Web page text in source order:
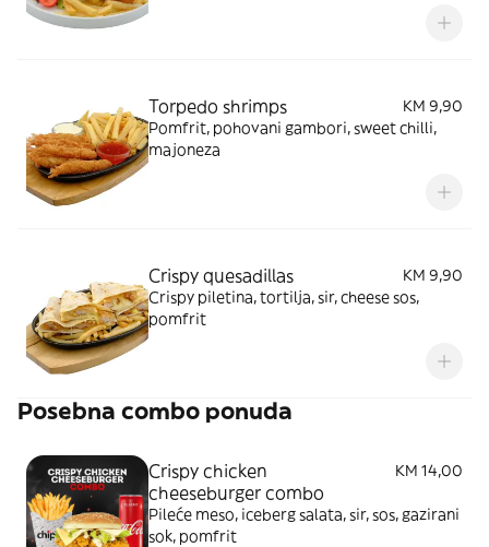
Torpedo shrimps
KM 9,90
Pomfrit, pohovani gambori, sweet chilli,
majoneza
Crispy quesadillas
KM 9,90
Crispy piletina, tortilja, sir, cheese sos,
pomfrit
Posebna combo ponuda
Crispy chicken
cheeseburger combo
KM 14,00
Pileće meso, iceberg salata, sir, sos, gazirani
sok, pomfrit